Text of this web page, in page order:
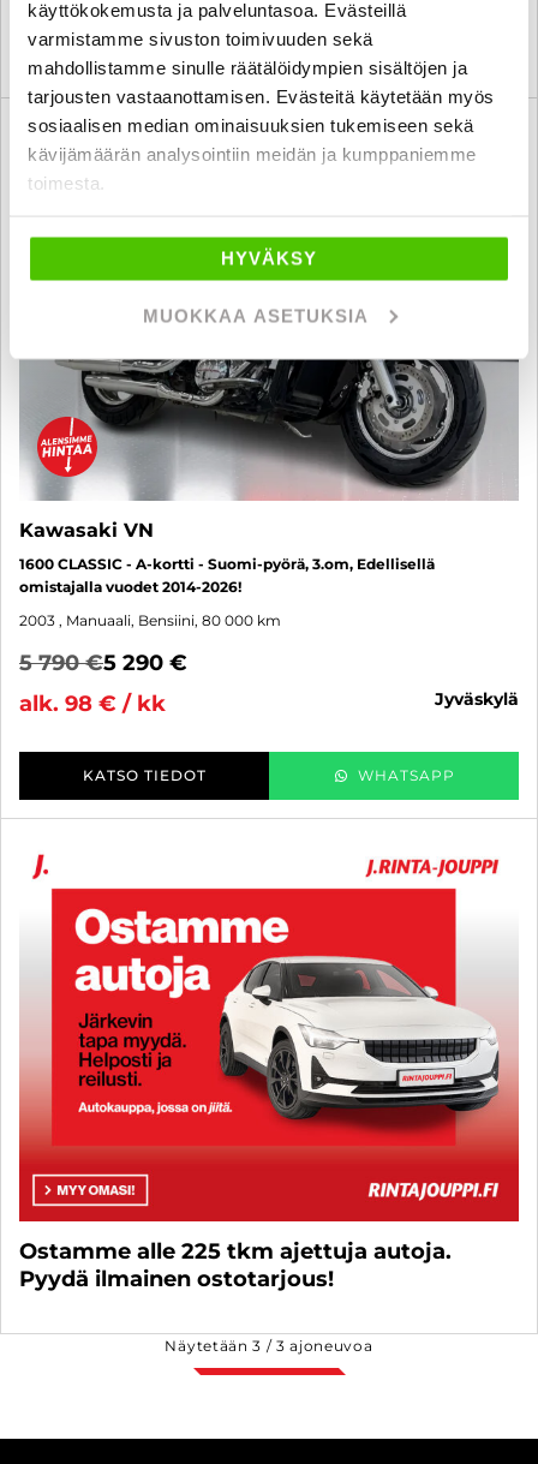
käyttökokemusta ja palveluntasoa. Evästeillä
varmistamme sivuston toimivuuden sekä
mahdollistamme sinulle räätälöidympien sisältöjen ja
tarjousten vastaanottamisen. Evästeitä käytetään myös
sosiaalisen median ominaisuuksien tukemiseen sekä
kävijämäärän analysointiin meidän ja kumppaniemme
toimesta.
HYVÄKSY
MUOKKAA ASETUKSIA
3 kk lyhennysvapaa
Kawasaki VN
1600 CLASSIC - A-kortti - Suomi-pyörä, 3.om, Edellisellä
omistajalla vuodet 2014-2026!
2003 , Manuaali, Bensiini, 80 000 km
5 790 €5 290 €
alk. 98 € / kk
jyväskylä
KATSO TIEDOT WHATSAPP
Ostamme alle 225 tkm ajettuja autoja.
Pyydä ilmainen ostotarjous!
Näytetään3 /3 ajoneuvoa